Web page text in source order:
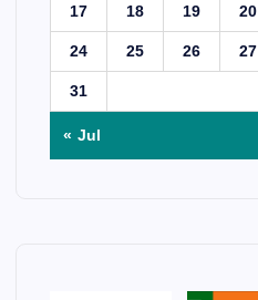
17 18 19 20
24 25 26 27
31
« Jul